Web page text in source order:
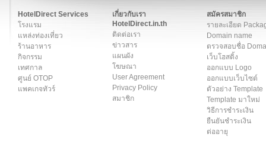
HotelDirect Services
โรงแรม
แหล่งท่องเที่ยว
ร้านอาหาร
กิจกรรม
เทศกาล
ศูนย์ OTOP
แพคเกจทัวร์
เกี่ยวกับเรา
HotelDirect.in.th
ติดต่อเรา
ข่าวสาร
แผนผัง
โฆษณา
User Agreement
Privacy Policy
สมาชิก
สมัครสมาชิก
รายละเอียด
Domain name
ตรวจสอบชื่อ
เว็บโฮสติ้ง
ออกแบบ Logo
ออกแบบเว็บไซต์
ตัวอย่าง Template
Template มาใหม่
วิธีการชำระเงิน
ยืนยันชำระเงิน
ต่ออายุ